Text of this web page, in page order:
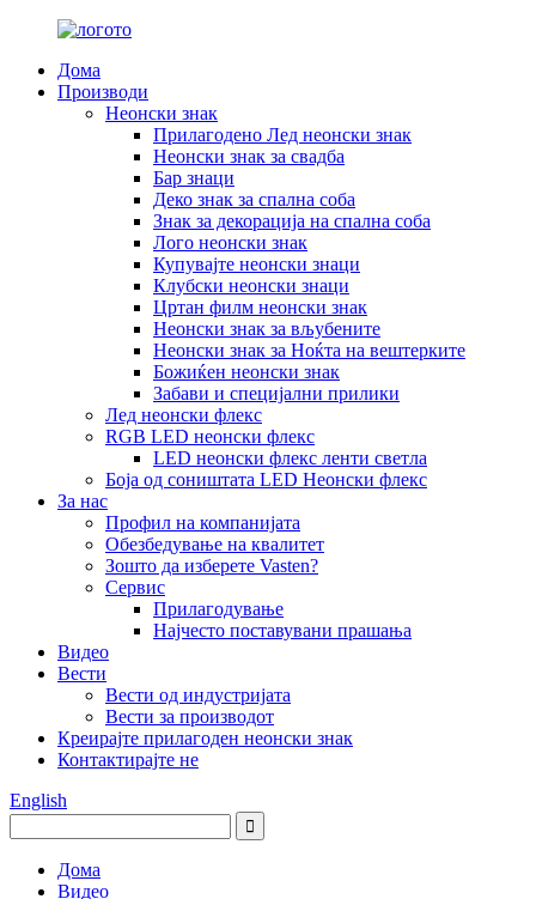
Дома
Производи
Неонски знак
Прилагодено Лед неонски знак
Неонски знак за свадба
Бар знаци
Деко знак за спална соба
Знак за декорација на спална соба
Лого неонски знак
Купувајте неонски знаци
Клубски неонски знаци
Цртан филм неонски знак
Неонски знак за вљубените
Неонски знак за Ноќта на вештерките
Божиќен неонски знак
Забави и специјални прилики
Лед неонски флекс
RGB LED неонски флекс
LED неонски флекс ленти светла
Боја од соништата LED Неонски флекс
За нас
Профил на компанијата
Обезбедување на квалитет
Зошто да изберете Vasten?
Сервис
Прилагодување
Најчесто поставувани прашања
Видео
Вести
Вести од индустријата
Вести за производот
Креирајте прилагоден неонски знак
Контактирајте не
English
Дома
Видео